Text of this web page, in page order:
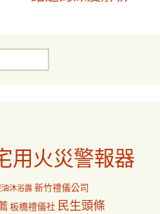
用火災警報器
沐浴露 新竹禮儀公司
板橋禮儀社 民生頭條